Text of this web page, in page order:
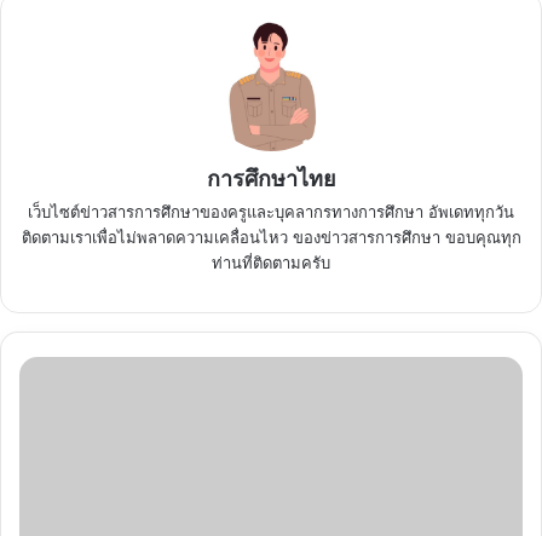
การศึกษาไทย
เว็บไซต์ข่าวสารการศึกษาของครูและบุคลากรทางการศึกษา อัพเดททุกวัน
ติดตามเราเพื่อไม่พลาดความเคลื่อนไหว ของข่าวสารการศึกษา ขอบคุณทุก
ท่านที่ติดตามครับ
Test